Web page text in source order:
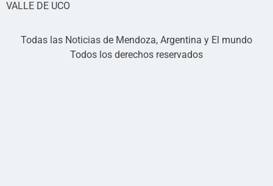
VALLE DE UCO
Todas las Noticias de Mendoza, Argentina y El mundo
Todos los derechos reservados